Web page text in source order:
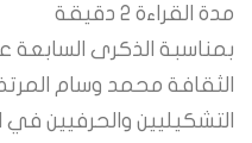
مدة القراءة 2 دقيقة
بمناسبة الذكرى السابعة
الثقافة محمد وسام
التشكيليين والحرفيين في